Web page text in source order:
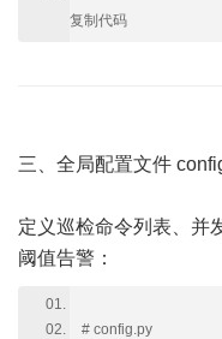
复制代码
三、全局配置文件
定义巡检命令列表、并
阈值告警：
# config.py